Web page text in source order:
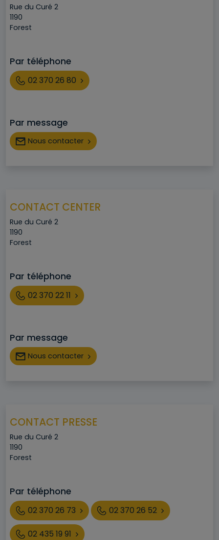
Adresse
Rue du Curé 2
Code postal
1190
Ville
Forest
Par téléphone
Téléphone02 370 26 80
Par message
Nous contacter
CONTACT CENTER
Adresse
Rue du Curé 2
Code postal
1190
Ville
Forest
Par téléphone
Téléphone02 370 22 11
Par message
Nous contacter
CONTACT PRESSE
Adresse
Rue du Curé 2
Code postal
1190
Ville
Forest
Par téléphone
Téléphone02 370 26 73 02 370 26 52
02 435 19 91